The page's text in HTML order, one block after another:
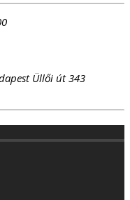
Üllői út 343